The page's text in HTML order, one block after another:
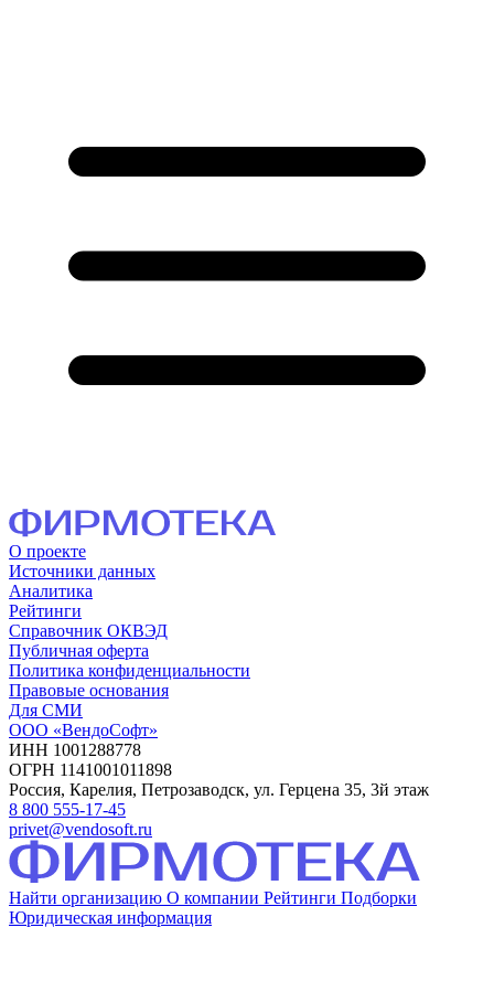
О проекте
Источники данных
Аналитика
Рейтинги
Справочник ОКВЭД
Публичная оферта
Политика конфиденциальности
Правовые основания
Для СМИ
ООО «ВендоСофт»
ИНН 1001288778
ОГРН 1141001011898
Россия, Карелия, Петрозаводск, ул. Герцена 35, 3й этаж
8 800 555-17-45
privet@vendosoft.ru
Найти организацию О компании Рейтинги Подборки
Юридическая информация